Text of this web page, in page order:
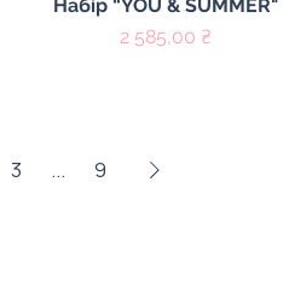
Набір “YOU & SUMMER"
Цена
2 585,00 ₴
3 ... 9